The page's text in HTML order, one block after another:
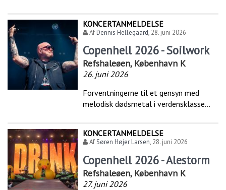
KONCERTANMELDELSE
AfDennis Hellegaard, 28. juni 2026
Copenhell 2026 - Soilwork
Refshaleøen, København K
26. juni 2026
Forventningerne til et gensyn med
melodisk dødsmetal i verdensklasse...
KONCERTANMELDELSE
AfSøren Højer Larsen, 28. juni 2026
Copenhell 2026 - Alestorm
Refshaleøen, København K
27. juni 2026